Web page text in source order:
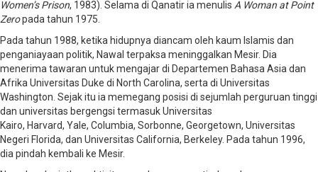
Women’s Prison, 1983). Selama di Qanatir ia menulis A Woman at Point
Zeropada tahun 1975.
Pada tahun 1988, ketika hidupnya diancam oleh kaum Islamis dan
penganiayaan politik, Nawal terpaksa meninggalkan Mesir. Dia
menerima tawaran untuk mengajar di Departemen Bahasa Asia dan
Afrika Universitas Duke di North Carolina, serta di Universitas
Washington. Sejak itu ia memegang posisi di sejumlah perguruan tinggi
dan universitas bergengsi termasuk Universitas
Kairo, Harvard, Yale, Columbia, Sorbonne, Georgetown, Universitas
Negeri Florida, dan Universitas California, Berkeley. Pada tahun 1996,
dia pindah kembali ke Mesir.